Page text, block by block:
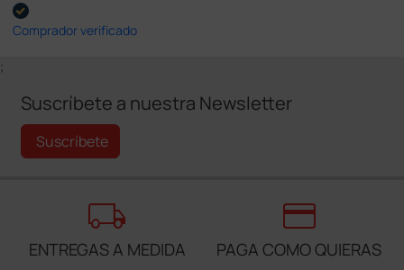
Comprador verificado
;
Suscríbete a nuestra Newsletter
Suscríbete
local_shipping
ENTREGAS A MEDIDA
credit_card
PAGA COMO QUIERAS